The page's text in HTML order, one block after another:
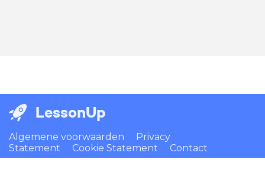
LessonUp
Algemene voorwaarden
Privacy
Statement
Cookie Statement Contact